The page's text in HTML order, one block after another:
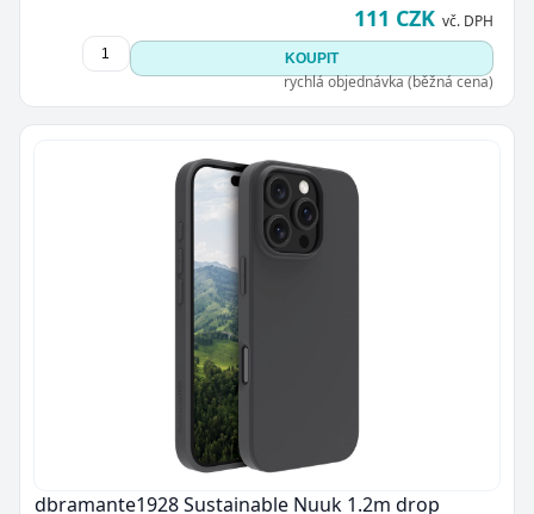
111 CZK vč. DPH
KOUPIT
rychlá objednávka (běžná cena)
dbramante1928 Sustainable Nuuk 1.2m drop